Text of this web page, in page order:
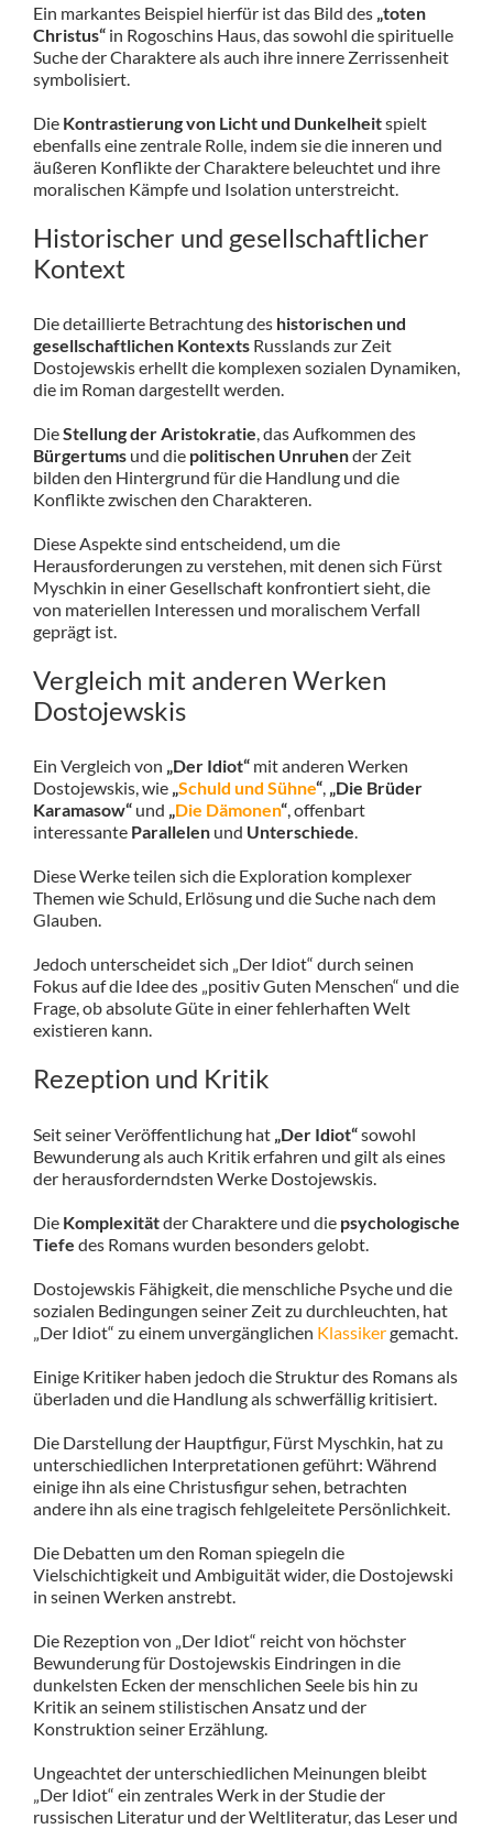
Ein markantes Beispiel hierfür ist das Bild des „toten
Christus“in Rogoschins Haus, das sowohl die spirituelle
Suche der Charaktere als auch ihre innere Zerrissenheit
symbolisiert.
Die Kontrastierung von Licht und Dunkelheitspielt
ebenfalls eine zentrale Rolle, indem sie die inneren und
äußeren Konflikte der Charaktere beleuchtet und ihre
moralischen Kämpfe und Isolation unterstreicht.
Historischer und gesellschaftlicher
Kontext
Die detaillierte Betrachtung des historischen und
gesellschaftlichen KontextsRusslands zur Zeit
Dostojewskis erhellt die komplexen sozialen Dynamiken,
die im Roman dargestellt werden.
DieStellung der Aristokratie, das Aufkommen des
Bürgertumsund die politischen Unruhender Zeit
bilden den Hintergrund für die Handlung und die
Konflikte zwischen den Charakteren.
Diese Aspekte sind entscheidend, um die
Herausforderungen zu verstehen, mit denen sich Fürst
Myschkin in einer Gesellschaft konfrontiert sieht, die
von materiellen Interessen und moralischem Verfall
geprägt ist.
Vergleich mit anderen Werken
Dostojewskis
Ein Vergleich von „Der Idiot“mit anderen Werken
Dostojewskis, wie „Schuld und Sühne“, „Die Brüder
Karamasow“und „Die Dämonen“, offenbart
interessante Parallelenund Unterschiede.
Diese Werke teilen sich die Exploration komplexer
Themen wie Schuld, Erlösung und die Suche nach dem
Glauben.
Jedoch unterscheidet sich „Der Idiot“ durch seinen
Fokus auf die Idee des „positiv Guten Menschen“ und die
Frage, ob absolute Güte in einer fehlerhaften Welt
existieren kann.
Rezeption und Kritik
Seit seiner Veröffentlichung hat „Der Idiot“sowohl
Bewunderung als auch Kritik erfahren und gilt als eines
der herausforderndsten Werke Dostojewskis.
Die Komplexitätder Charaktere und die psychologische
Tiefe des Romans wurden besonders gelobt.
Dostojewskis Fähigkeit, die menschliche Psyche und die
sozialen Bedingungen seiner Zeit zu durchleuchten, hat
„Der Idiot“ zu einem unvergänglichen Klassikergemacht.
Einige Kritiker haben jedoch die Struktur des Romans als
überladen und die Handlung als schwerfällig kritisiert.
Die Darstellung der Hauptfigur, Fürst Myschkin, hat zu
unterschiedlichen Interpretationen geführt: Während
einige ihn als eine Christusfigur sehen, betrachten
andere ihn als eine tragisch fehlgeleitete Persönlichkeit.
Die Debatten um den Roman spiegeln die
Vielschichtigkeit und Ambiguität wider, die Dostojewski
in seinen Werken anstrebt.
Die Rezeption von „Der Idiot“ reicht von höchster
Bewunderung für Dostojewskis Eindringen in die
dunkelsten Ecken der menschlichen Seele bis hin zu
Kritik an seinem stilistischen Ansatz und der
Konstruktion seiner Erzählung.
Ungeachtet der unterschiedlichen Meinungen bleibt
„Der Idiot“ ein zentrales Werk in der Studie der
russischen Literatur und der Weltliteratur, das Leser und